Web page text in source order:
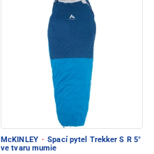
McKINLEY · Spací pytel Trekker S R 5°
ve tvaru mumie